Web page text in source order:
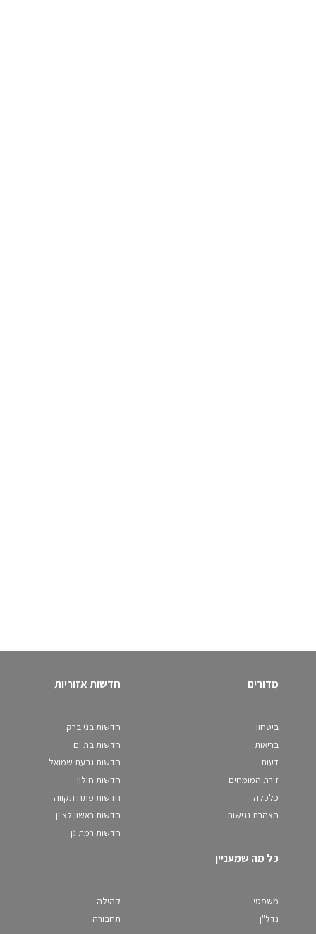
מדורים
ביטחון
בריאות
דעות
זירת המומחים
כלכלה
הצהרת נגישות
חדשות אזוריות
חדשות בני ברק
חדשות בת ים
חדשות גבעת שמואל
חדשות חולון
חדשות פתח תקווה
חדשות ראשון לציון
חדשות רמת גן
כל מה שמעניין
משפטי
נדל"ן
קהילה
תחבורה